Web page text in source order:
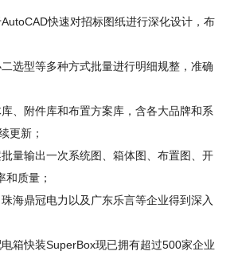
AutoCAD快速对招标图纸进行深化设计，布
二选型等多种方式批量进行明细规整，准确
库、附件库和布置方案库，含各大品牌和系
更新；
批量输出一次系统图、箱体图、布置图、开
和质量；
珠海鼎冠电力以及广东乐言等企业得到深入
电箱快装SuperBox现已拥有超过500家企业